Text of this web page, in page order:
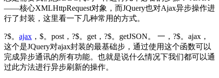
——核心XMLHttpRequest对象，而JQuery也对Ajax异步操作进
行了封装，这里看一下几种常用的方式。
?$。 ajax ，$。post，?$。get，?$。getJSON。 一，?$。ajax，
这个是JQuery对ajax封装的最基础步，通过使用这个函数可以
完成异步通讯的所有功能。也就是说什么情况下我们都可以通
过此方法进行异步刷新的操作。